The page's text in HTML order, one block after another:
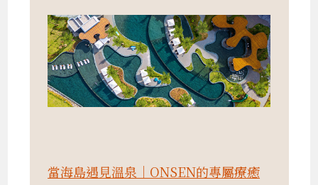
當海島遇見溫泉｜ONSEN的專屬療癒